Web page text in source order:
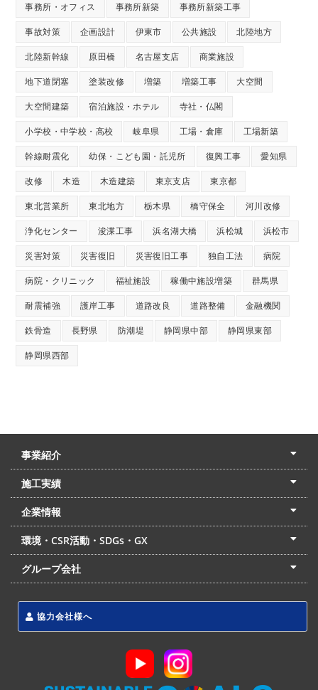
事務所・オフィス 事務所新築 事務所新築工事
事故対策 企画設計 伊東市 公共施設 北陸地方
北陸新幹線 原田橋 名古屋支店 商業施設
地下道閉塞 塗装改修 増築 増築工事 大空間
大空間建築 宿泊施設・ホテル 寺社・仏閣
小学校・中学校・高校 岐阜県 工場・倉庫 工場新築
幹線耐震化 幼保・こども園・託児所 復興工事 愛知県
改修 木造 木造建築 東京支店 東京都
東北営業所 東北地方 栃木県 橋守保全 河川改修
浄化センター 浚渫工事 浜名湖大橋 浜松城 浜松市
災害対策 災害復旧 災害復旧工事 独自工法 病院
病院・クリニック 福祉施設 稼働中施設増築 群馬県
耐震補強 護岸工事 道路改良 道路整備 金融機関
鉄骨造 長野県 防潮堤 静岡県中部 静岡県東部
静岡県西部
事業紹介
土木本部
建築本部
PPP・PFI
リフォーム・リノベーション
中村建設の家
施工実績
土木部門
建築部門
リフォーム部門
住宅部門
名古屋支店
東京支店
企業情報
会社概要
経営理念
沿革
リクルート
最新情報
お問合せ
環境・CSR活動・SDGs・GX
LSS流動化処理工法
CSR・SDGs・GX
発電事業
次世代ZEBオフィス
グループ会社
協力会社様へ